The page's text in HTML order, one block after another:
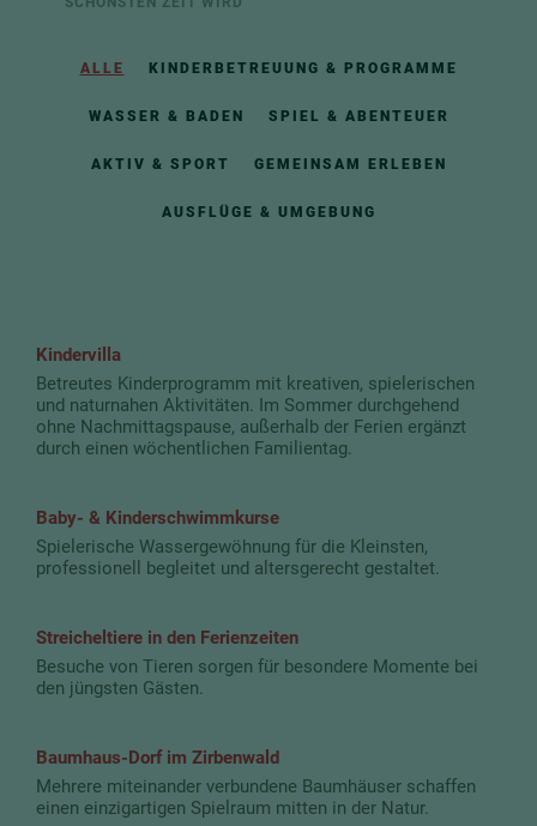
ALLE KINDERBETREUUNG & PROGRAMME
WASSER & BADEN SPIEL & ABENTEUER
AKTIV & SPORT GEMEINSAM ERLEBEN
AUSFLÜGE & UMGEBUNG
Kindervilla
Betreutes Kinderprogramm mit kreativen, spielerischen
und naturnahen Aktivitäten. Im Sommer durchgehend
ohne Nachmittagspause, außerhalb der Ferien ergänzt
durch einen wöchentlichen Familientag.
Baby- & Kinderschwimmkurse
Spielerische Wassergewöhnung für die Kleinsten,
professionell begleitet und altersgerecht gestaltet.
Streicheltiere in den Ferienzeiten
Besuche von Tieren sorgen für besondere Momente bei
den jüngsten Gästen.
Baumhaus-Dorf im Zirbenwald
Mehrere miteinander verbundene Baumhäuser schaffen
einen einzigartigen Spielraum mitten in der Natur.